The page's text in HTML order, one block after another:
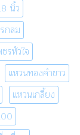
นิ้ว
กลม
ชรหัวใจ
แหวนทองคำขาว
แหวนเกลี้ยง